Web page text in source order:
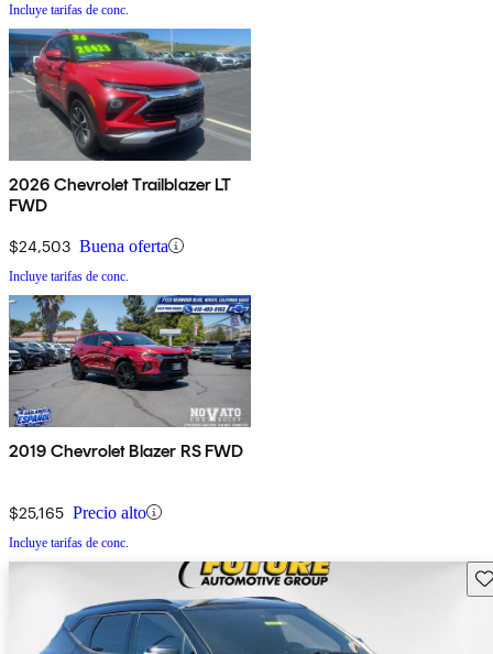
Incluye tarifas de conc.
2026 Chevrolet Trailblazer LT
FWD
$24,503 Buena oferta
Incluye tarifas de conc.
2019 Chevrolet Blazer RS FWD
$25,165 Precio alto
Incluye tarifas de conc.